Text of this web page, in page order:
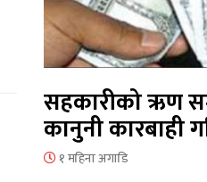
सहकारीको ऋण
कानुनी कारबाही
१ महिना अगाडि